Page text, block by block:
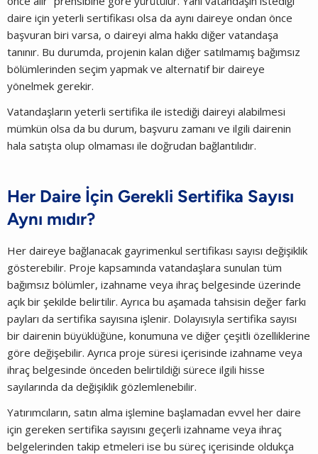
daire için yeterli sertifikası olsa da aynı daireye ondan önce
başvuran biri varsa, o daireyi alma hakkı diğer vatandaşa
tanınır. Bu durumda, projenin kalan diğer satılmamış bağımsız
bölümlerinden seçim yapmak ve alternatif bir daireye
yönelmek gerekir.
Vatandaşların yeterli sertifika ile istediği daireyi alabilmesi
mümkün olsa da bu durum, başvuru zamanı ve ilgili dairenin
hala satışta olup olmaması ile doğrudan bağlantılıdır.
Her Daire İçin Gerekli Sertifika Sayısı
Aynı mıdır?
Her daireye bağlanacak gayrimenkul sertifikası sayısı değişiklik
gösterebilir. Proje kapsamında vatandaşlara sunulan tüm
bağımsız bölümler, izahname veya ihraç belgesinde üzerinde
açık bir şekilde belirtilir. Ayrıca bu aşamada tahsisin değer farkı
payları da sertifika sayısına işlenir. Dolayısıyla sertifika sayısı
bir dairenin büyüklüğüne, konumuna ve diğer çeşitli özelliklerine
göre değişebilir. Ayrıca proje süresi içerisinde izahname veya
ihraç belgesinde önceden belirtildiği sürece ilgili hisse
sayılarında da değişiklik gözlemlenebilir.
Yatırımcıların, satın alma işlemine başlamadan evvel her daire
için gereken sertifika sayısını geçerli izahname veya ihraç
belgelerinden takip etmeleri ise bu süreç içerisinde oldukça